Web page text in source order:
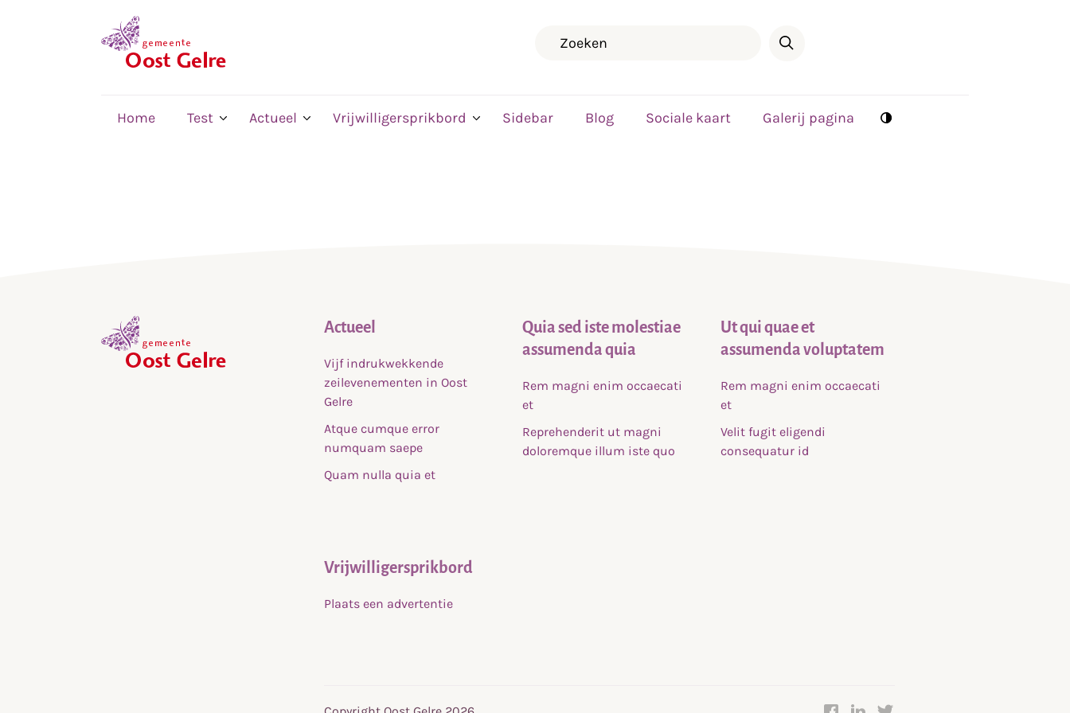
Home Test Actueel Vrijwilligersprikbord Sidebar Blog Sociale kaart Galerij pagina
Actueel
Vijf indrukwekkende
zeilevenementen in Oost
Gelre
Atque cumque error
numquam saepe
Quam nulla quia et
Quia sed iste molestiae
assumenda quia
Rem magni enim occaecati
et
Reprehenderit ut magni
doloremque illum iste quo
Ut qui quae et
assumenda voluptatem
Rem magni enim occaecati
et
Velit fugit eligendi
consequatur id
Vrijwilligersprikbord
Plaats een advertentie